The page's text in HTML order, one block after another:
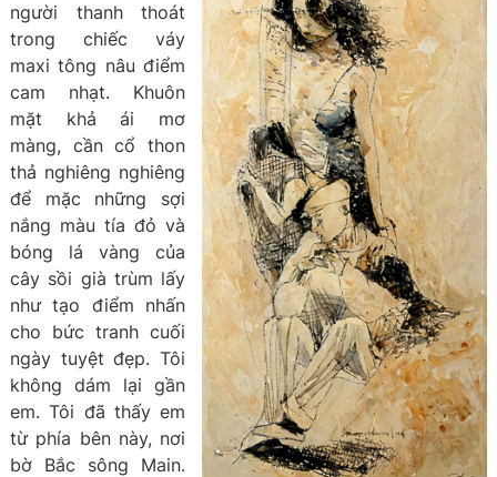
người thanh thoát
trong chiếc váy
maxi tông nâu điểm
cam nhạt. Khuôn
mặt khả ái mơ
màng, cần cổ thon
thả nghiêng nghiêng
để mặc những sợi
nắng màu tía đỏ và
bóng lá vàng của
cây sồi già trùm lấy
như tạo điểm nhấn
cho bức tranh cuối
ngày tuyệt đẹp. Tôi
không dám lại gần
em. Tôi đã thấy em
từ phía bên này, nơi
bờ Bắc sông Main.